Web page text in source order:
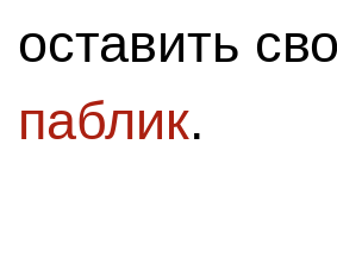
оставить
паблик.